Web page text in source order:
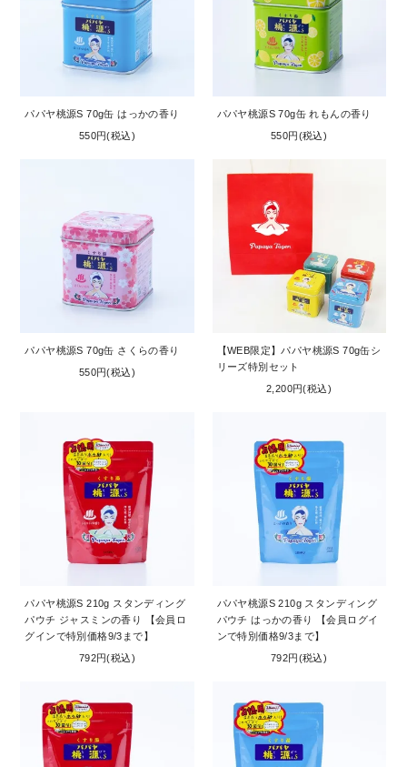
パパヤ桃源S 70g缶 はっかの香り
550円(税込)
パパヤ桃源S 70g缶 れもんの香り
550円(税込)
パパヤ桃源S 70g缶 さくらの香り
550円(税込)
【WEB限定】パパヤ桃源S 70g缶シ
リーズ特別セット
2,200円(税込)
パパヤ桃源S 210g スタンディング
パウチ ジャスミンの香り 【会員ロ
グインで特別価格9/3まで】
792円(税込)
パパヤ桃源S 210g スタンディング
パウチ はっかの香り 【会員ログイ
ンで特別価格9/3まで】
792円(税込)